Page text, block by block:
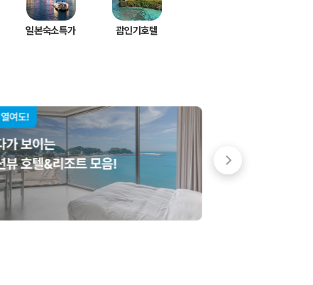
렴한 차량을 고를 수 있습니다.
을 선택할 수 있습니다.
것이 좋습니다.
일본숙소특가 괌인기호텔